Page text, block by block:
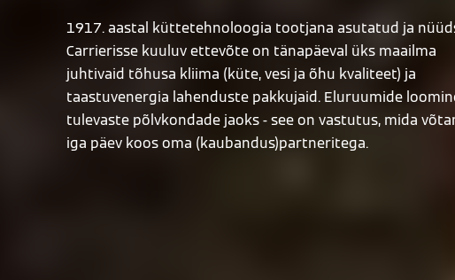
1917. aastal küttetehnoloogia tootjana asutatud ja
Carrierisse kuuluv ettevõte on tänapäeval üks maailma
juhtivaid tõhusa kliima (küte, vesi ja õhu kvaliteet) ja
taastuvenergia lahenduste pakkujaid. Eluruumide
tulevaste põlvkondade jaoks - see on vastutus, mida
iga päev koos oma (kaubandus)partneritega.